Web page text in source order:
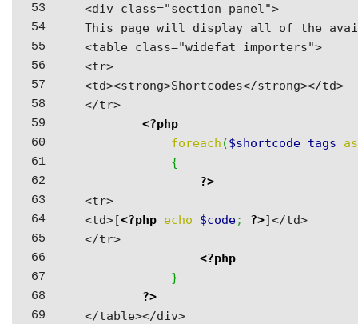
53
54
55
56
57
58
59
60
61
62
63
64
65
66
67
68
69
<div class="section panel">
This page will display all of the
<table class="widefat importers">
<tr>
<td><strong>Shortcodes</strong></td>
</tr>
<?php
foreach ($shortcode_tags
as
{
?>
<tr>
<td>[<?php echo $code; ?>]</td>
</tr>
<?php
}
?>
</table></div>